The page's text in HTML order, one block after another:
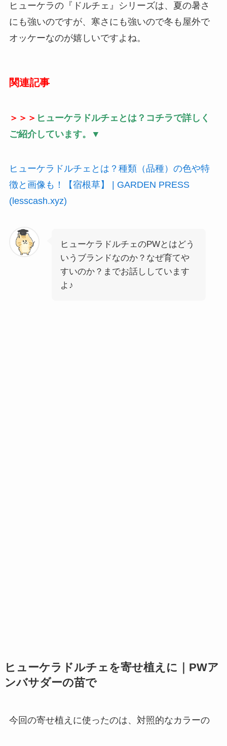
ヒューケラの『ドルチェ』シリーズは、夏の暑さ
にも強いのですが、寒さにも強いので冬も屋外で
オッケーなのが嬉しいですよね。
関連記事
＞＞＞ ヒューケラドルチェとは？コチラで詳しく
ご紹介しています。▼
ヒューケラドルチェとは？種類（品種）の色や特
徴と画像も！【宿根草】 | GARDEN PRESS
(lesscash.xyz)
ヒューケラドルチェのPWとはどう
いうブランドなのか？なぜ育てや
すいのか？までお話ししています
よ♪
ヒューケラドルチェを寄せ植えに｜PWア
ンバサダーの苗で
今回の寄せ植えに使ったのは、対照的なカラーの